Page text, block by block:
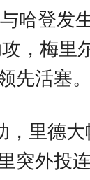
哈登发
，梅里
先活塞。
，里德
突外投